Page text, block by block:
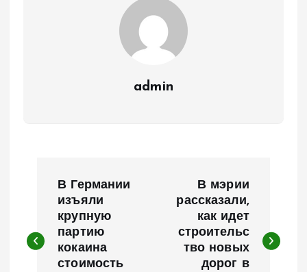
admin
в
В Германии
изъяли
крупную
партию
кокаина
стоимость
В мэрии
рассказали,
как идет
строительс
тво новых
дорог в